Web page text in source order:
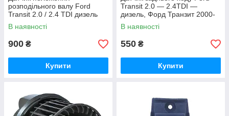
розподільного валу Ford
Transit 2.0 / 2.4 TDI дизель
Форд Транзит 2000-2006,
95BF12K073AB
В наявності
900 ₴
Купити
Transit 2.0 — 2.4TDI —
дизель, Форд Транзит 2000-
2006, YC1T15520BB /
1096415
В наявності
550 ₴
Купити